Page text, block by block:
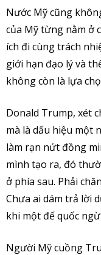
Nước Mỹ cũng
của Mỹ từng nằm ở
ích đi cùng trách
giới hạn đạo lý và
không còn là lựa
Donald Trump, xét
mà là dấu hiệu một
làm rạn nứt đồng
mình tạo ra, đó
ở phía sau. Phải
Chưa ai dám trả lời
khi một đế quốc
Người Mỹ cuồng